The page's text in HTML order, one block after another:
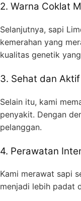
2. Warna Coklat
Selanjutnya, sapi
kemerahan yang
kualitas genetik
3. Sehat dan Aktif
Selain itu, kami
penyakit. Dengan
pelanggan.
4. Perawatan
Kami merawat sapi
menjadi lebih padat